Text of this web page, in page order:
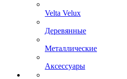
Velta Velux
Деревянные
Металлические
Аксессуары